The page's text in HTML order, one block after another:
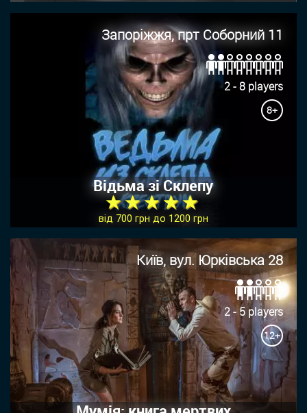
Запоріжжя, прт Соборний 11
2 - 8 players
8+
Відьма зі Склепу
★ ★ ★ ★ ★
від 700 грн до 1200 грн
Київ, вул. Юрківська 28
2 - 5 players
12+